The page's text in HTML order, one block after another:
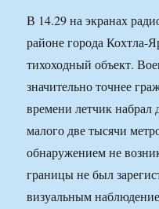
В 14.29 на экранах
районе города Кохтла-
тихоходный объект.
значительно точнее
времени летчик набрал
малого две тысячи
обнаружением не
границы не был
визуальным